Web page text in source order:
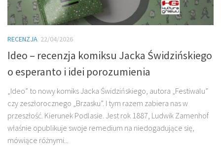
RECENZJA 22/04/2026
Ideo – recenzja komiksu Jacka Świdzińskiego
o esperanto i idei porozumienia
„Ideo” to nowy komiks Jacka Świdzińskiego, autora „Festiwalu”
czy zeszłorocznego „Brzasku”. I tym razem zabiera nas w
przeszłość. Kierunek Podlasie. Jest rok 1887, Ludwik Zamenhof
właśnie opublikuje swoje remedium na niedogadujące się,
mówiące różnymi...